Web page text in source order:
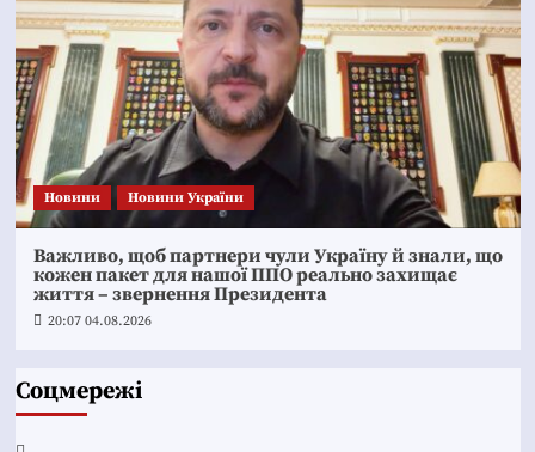
Новини Новини України
Важливо, щоб партнери чули Україну й знали, що
кожен пакет для нашої ППО реально захищає
життя – звернення Президента
20:07 04.08.2026
Соцмережі